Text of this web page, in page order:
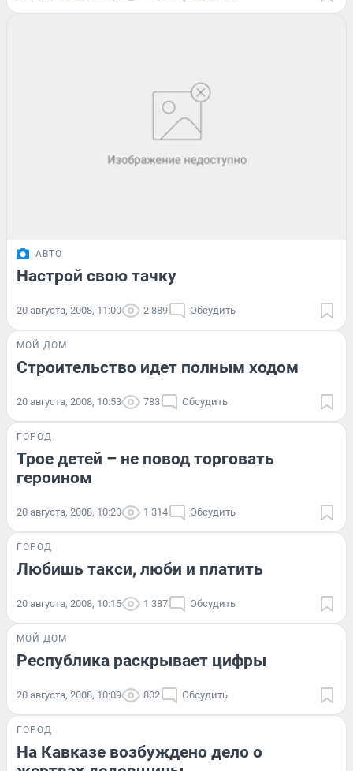
АВТО
Настрой свою тачку
20 августа, 2008, 11:00 2 889 Обсудить
МОЙ ДОМ
Строительство идет полным ходом
20 августа, 2008, 10:53 783 Обсудить
ГОРОД
Трое детей – не повод торговать
героином
20 августа, 2008, 10:20 1 314 Обсудить
ГОРОД
Любишь такси, люби и платить
20 августа, 2008, 10:15 1 387 Обсудить
МОЙ ДОМ
Республика раскрывает цифры
20 августа, 2008, 10:09 802 Обсудить
ГОРОД
На Кавказе возбуждено дело о